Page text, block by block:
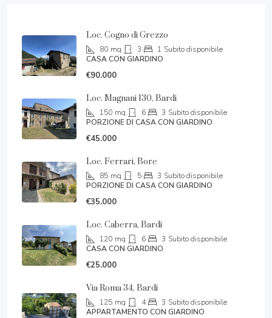
Loc. Cogno di Grezzo
80 mq 3 1 Subito disponibile
CASA CON GIARDINO
€90.000
Loc. Magnani 130, Bardi
150 mq 6 3 Subito disponibile
PORZIONE DI CASA CON GIARDINO
€45.000
Loc. Ferrari, Bore
85 mq 5 3 Subito disponibile
PORZIONE DI CASA CON GIARDINO
€35.000
Loc. Caberra, Bardi
120 mq 6 3 Subito disponibile
CASA CON GIARDINO
€25.000
Via Roma 34, Bardi
125 mq 4 3 Subito disponibile
APPARTAMENTO CON GIARDINO